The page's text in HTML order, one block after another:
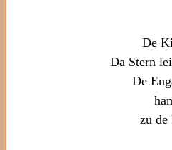
De
Da Stern
De
zu de